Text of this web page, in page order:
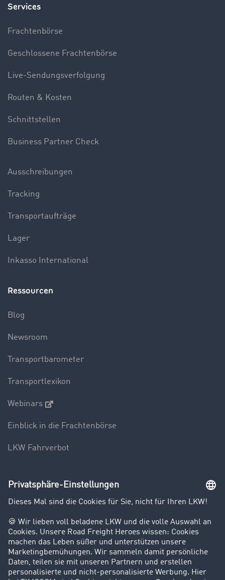
Services
Frachtenbörse
Geschlossene Frachtenbörse
Live-Sendungsverfolgung
Routen & Kosten
Schnittstellen
Business Partner Check
Ausschreibungen
Tracking
Transportaufträge
Lager
Inkasso International
Ressourcen
Blog
Newsroom
Transportbarometer
Transportlexikon
Webinars
Einblick in die Frachtenbörse
LKW Fahrverbot
Unternehmen
Kunden werben Kunden
Success Stories
Karriere
Support